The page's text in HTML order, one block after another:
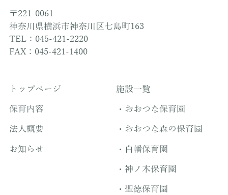
〒221-0061
神奈川県横浜市神奈川区七島町163
TEL：045-421-2220
FAX：045-421-1400
トップページ
保育内容
法人概要
お知らせ
施設一覧
おおつな保育園
おおつな森の保育園
白幡保育園
神ノ木保育園
聖徳保育園